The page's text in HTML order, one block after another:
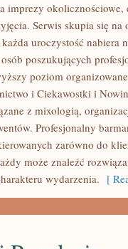
imprezy okolicznościowe,
Serwis skupia się
uroczystość nabiera
poszukujących
poziom
i Ciekawostki i
z mixologią,
Profesjonalny
zarówno do
może znaleźć
wydarzenia. [